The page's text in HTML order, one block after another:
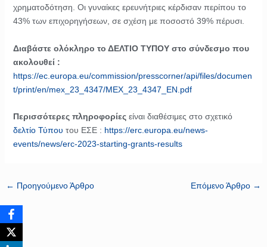
χρηματοδότηση. Οι γυναίκες ερευνήτριες κέρδισαν περίπου το
43% των επιχορηγήσεων, σε σχέση με ποσοστό 39% πέρυσι.
Διαβάστε ολόκληρο το ΔΕΛΤΙΟ ΤΥΠΟΥ στο σύνδεσμο που
ακολουθεί :
https://ec.europa.eu/commission/presscorner/api/files/documen
t/print/en/mex_23_4347/MEX_23_4347_EN.pdf
Περισσότερες πληροφορίεςείναι διαθέσιμες στο σχετικό
δελτίο Τύπου του ΕΣΕ : https://erc.europa.eu/news-
events/news/erc-2023-starting-grants-results
← Προηγούμενο Άρθρο Επόμενο Άρθρο →